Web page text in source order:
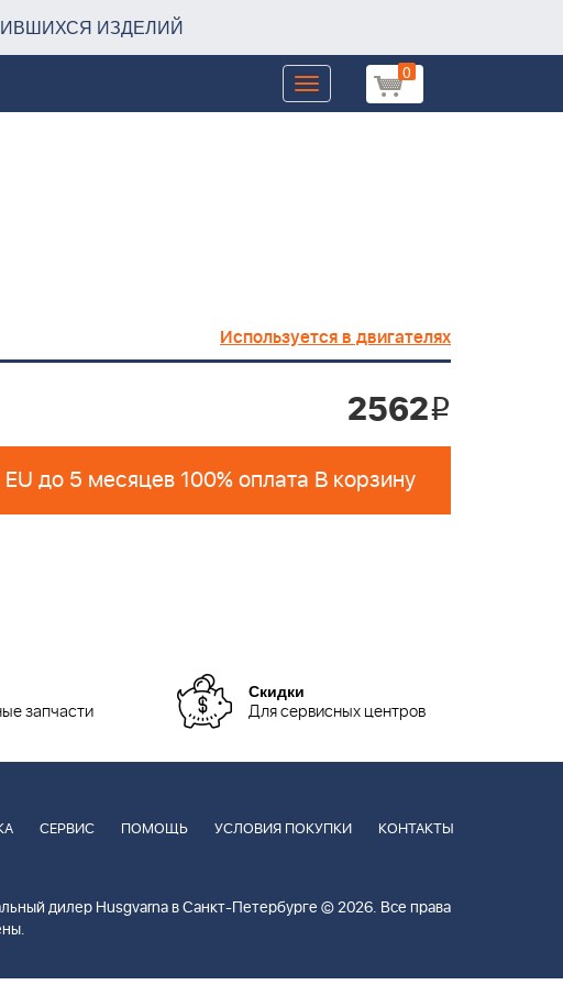
ИЗДЕЛИЙ
0
Toggle
navigation
Используется в двигателях
2562i
до 5 месяцев 100% оплата В корзину
запчасти
Скидки
Для сервисных центров
СЕРВИС ПОМОЩЬ УСЛОВИЯ ПОКУПКИ КОНТАКТЫ
дилер Husgvarna в Санкт-Петербурге © 2026. Все права